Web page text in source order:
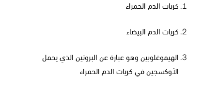
كريات الدم الحمراء
كريات الدم البيضاء
الهيموغلوبين وهو عبارة عن البروتين الذي يحمل
الأوكسجين في كريات الدم الحمراء